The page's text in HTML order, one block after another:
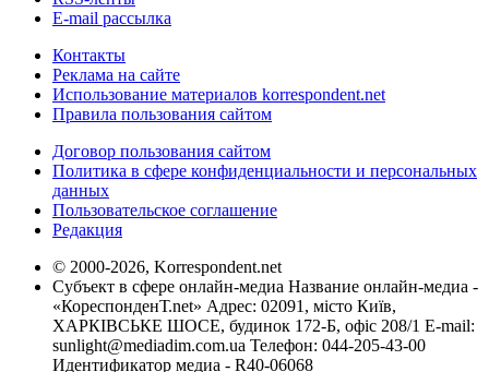
E-mail рассылка
Контакты
Реклама на сайте
Использование материалов korrespondent.net
Правила пользования сайтом
Договор пользования сайтом
Политика в сфере конфиденциальности и персональных
данных
Пользовательское соглашение
Редакция
© 2000-2026, Korrespondent.net
Субъект в сфере онлайн-медиа Название онлайн-медиа -
«КореспонденТ.net» Адрес: 02091, місто Київ,
ХАРКІВСЬКЕ ШОСЕ, будинок 172-Б, офіс 208/1 E-mail:
sunlight@mediadim.com.ua Телефон: 044-205-43-00
Идентификатор медиа - R40-06068